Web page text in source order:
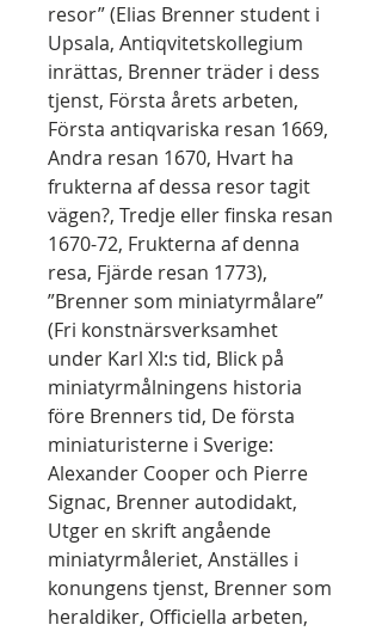
resor” (Elias Brenner student i
Upsala, Antiqvitetskollegium
inrättas, Brenner träder i dess
tjenst, Första årets arbeten,
Första antiqvariska resan 1669,
Andra resan 1670, Hvart ha
frukterna af dessa resor tagit
vägen?, Tredje eller finska resan
1670-72, Frukterna af denna
resa, Fjärde resan 1773),
”Brenner som miniatyrmålare”
(Fri konstnärsverksamhet
under Karl Xl:s tid, Blick på
miniatyrmålningens historia
före Brenners tid, De första
miniaturisterne i Sverige:
Alexander Cooper och Pierre
Signac, Brenner autodidakt,
Utger en skrift angående
miniatyrmåleriet, Anställes i
konungens tjenst, Brenner som
heraldiker, Officiella arbeten,